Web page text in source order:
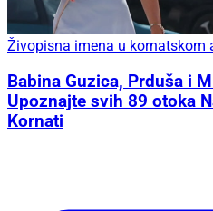
Živopisna imena u kornatskom
Babina Guzica, Prduša i
Upoznajte svih 89 otoka
Kornati